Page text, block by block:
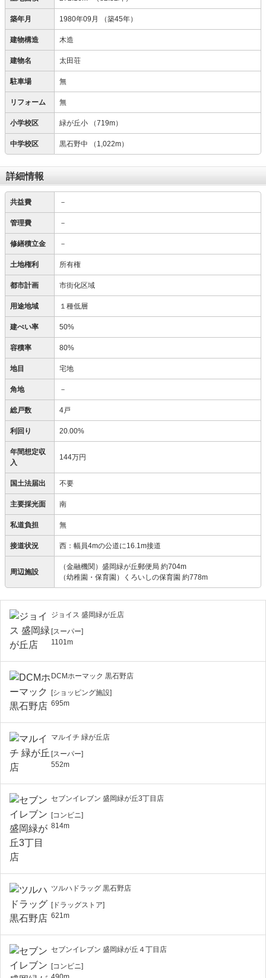
築年月 1980年09月 （築45年）
建物構造 木造
建物名 太田荘
駐車場 無
リフォーム 無
小学校区 緑が丘小 （719m）
中学校区 黒石野中 （1,022m）
詳細情報
共益費 －
管理費 －
修繕積立金 －
土地権利 所有権
都市計画 市街化区域
用途地域 １種低層
建ぺい率 50%
容積率 80%
地目 宅地
角地 －
総戸数 4戸
利回り 20.00%
年間想定収
入
144万円
国土法届出 不要
主要採光面 南
私道負担 無
接道状況 西：幅員4mの公道に16.1m接道
周辺施設
（金融機関）盛岡緑が丘郵便局 約704m
（幼稚園・保育園）くろいしの保育園 約778m
ジョイス 盛岡緑が丘店
[スーパー]
1101m
DCMホーマック 黒石野店
[ショッピング施設]
695m
マルイチ 緑が丘店
[スーパー]
552m
セブンイレブン 盛岡緑が丘3丁目店
[コンビニ]
814m
ツルハドラッグ 黒石野店
[ドラッグストア]
621m
セブンイレブン 盛岡緑が丘４丁目店
[コンビニ]